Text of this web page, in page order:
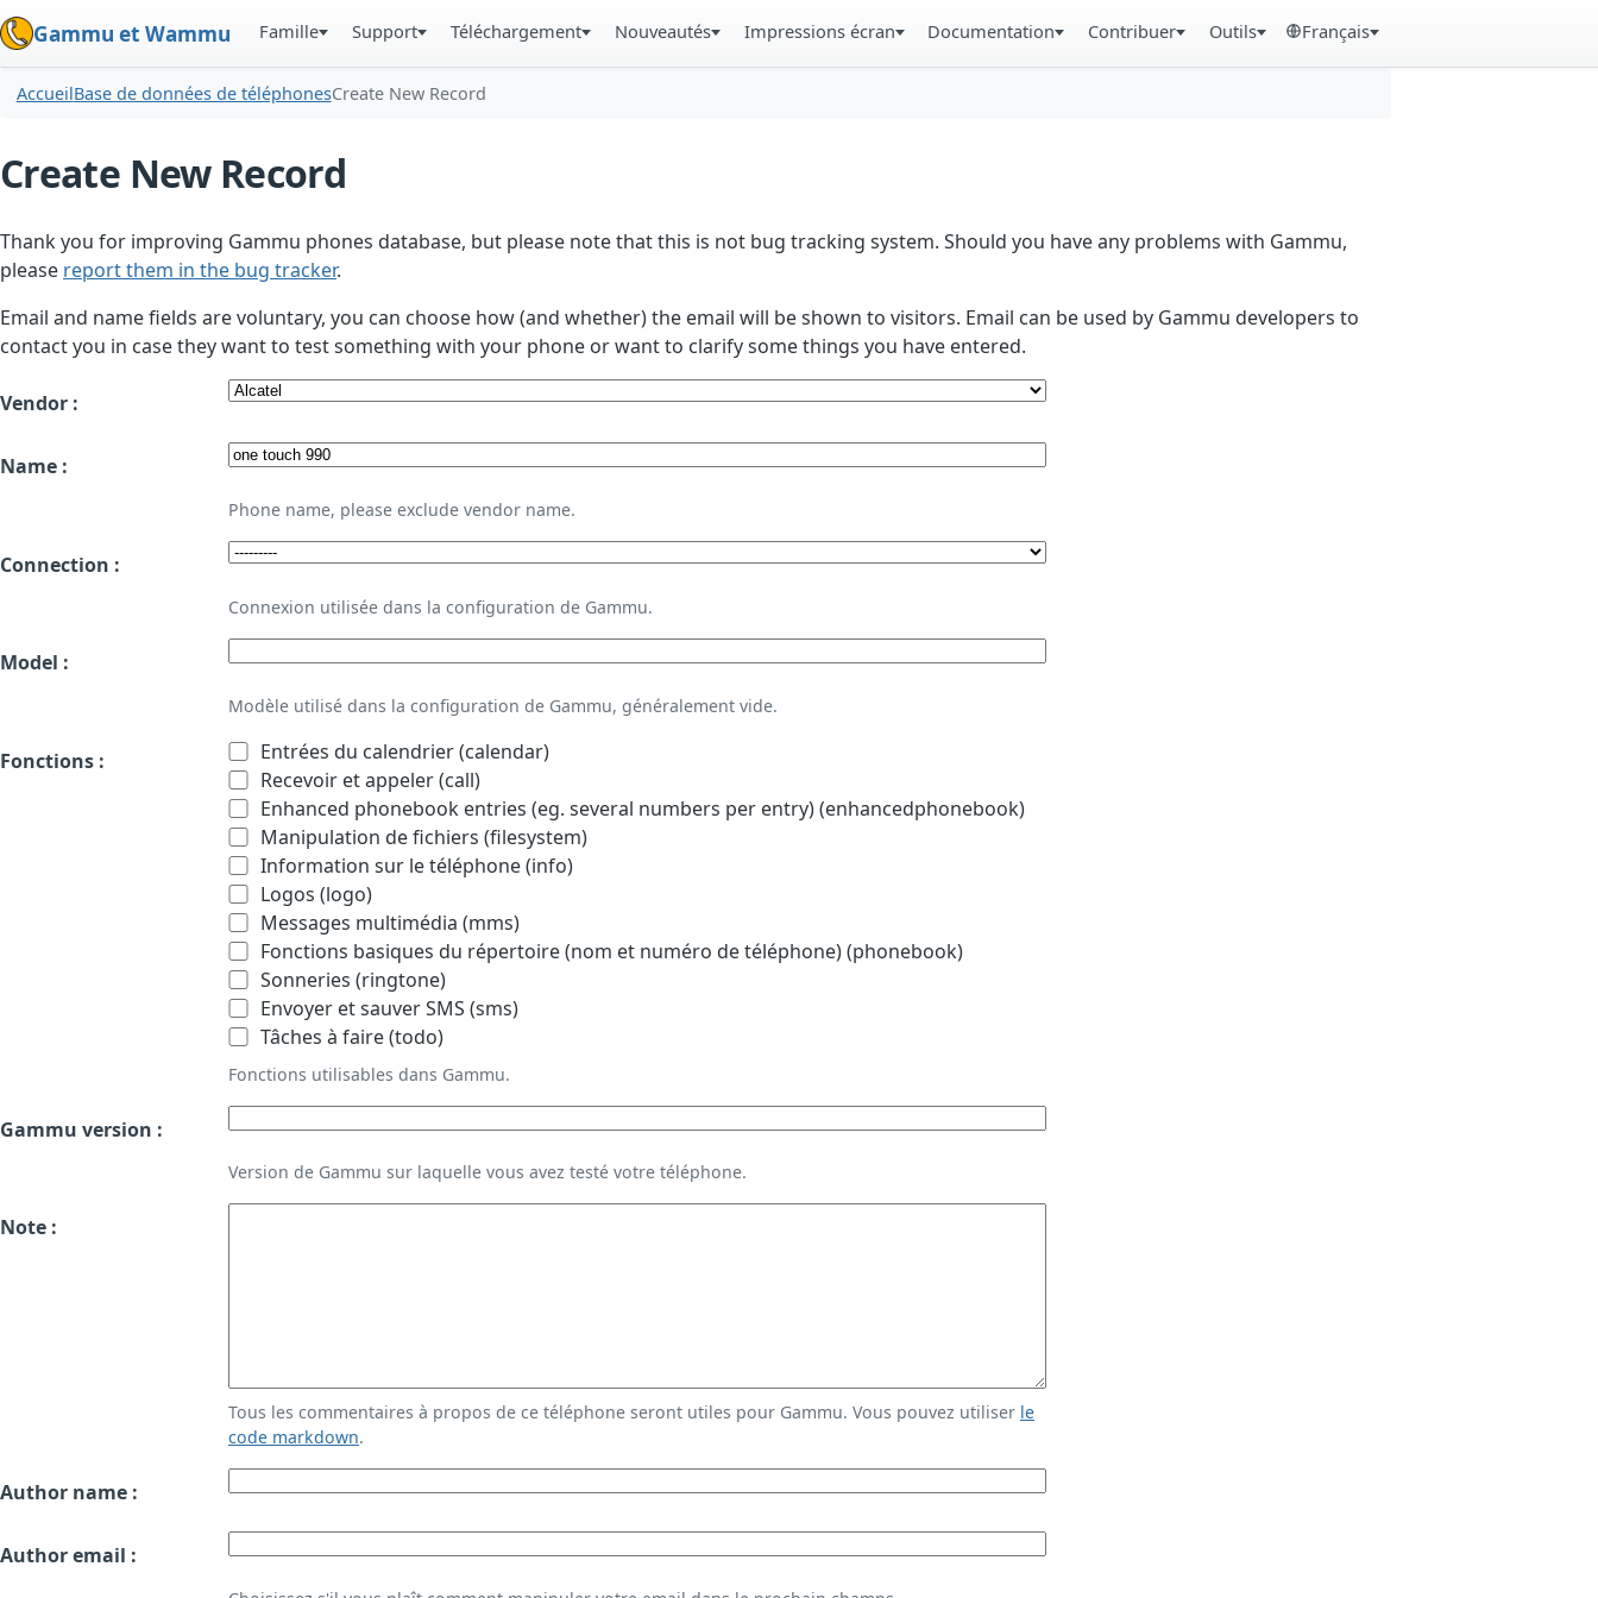
Gammu et Wammu Famille Support Téléchargement Nouveautés Impressions écran Documentation Contribuer Outils Français
AccueilBase de données de téléphonesCreate New Record
Create New Record
Thank you for improving Gammu phones database, but please note that this is not bug tracking system. Should you have any problems with Gammu,
please report them in the bug tracker.
Email and name fields are voluntary, you can choose how (and whether) the email will be shown to visitors. Email can be used by Gammu developers to
contact you in case they want to test something with your phone or want to clarify some things you have entered.
Vendor :
Name :
Phone name, please exclude vendor name.
Connection :
Connexion utilisée dans la configuration de Gammu.
Model :
Modèle utilisé dans la configuration de Gammu, généralement vide.
Fonctions :
Entrées du calendrier (calendar)
Recevoir et appeler (call)
Enhanced phonebook entries (eg. several numbers per entry) (enhancedphonebook)
Manipulation de fichiers (filesystem)
Information sur le téléphone (info)
Logos (logo)
Messages multimédia (mms)
Fonctions basiques du répertoire (nom et numéro de téléphone) (phonebook)
Sonneries (ringtone)
Envoyer et sauver SMS (sms)
Tâches à faire (todo)
Fonctions utilisables dans Gammu.
Gammu version :
Version de Gammu sur laquelle vous avez testé votre téléphone.
Note :
Tous les commentaires à propos de ce téléphone seront utiles pour Gammu. Vous pouvez utiliser le
code markdown.
Author name :
Author email :